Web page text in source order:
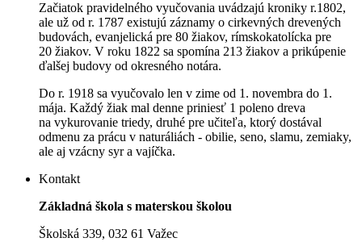
Začiatok pravidelného vyučovania uvádzajú kroniky r.1802,
ale už od r. 1787 existujú záznamy o cirkevných drevených
budovách, evanjelická pre 80 žiakov, rímskokatolícka pre
20 žiakov. V roku 1822 sa spomína 213 žiakov a prikúpenie
ďalšej budovy od okresného notára.
Do r. 1918 sa vyučovalo len v zime od 1. novembra do 1.
mája. Každý žiak mal denne priniesť 1 poleno dreva
na vykurovanie triedy, druhé pre učiteľa, ktorý dostával
odmenu za prácu v naturáliách - obilie, seno, slamu, zemiaky,
ale aj vzácny syr a vajíčka.
Kontakt
Základná škola s materskou školou
Školská 339, 032 61 Važec